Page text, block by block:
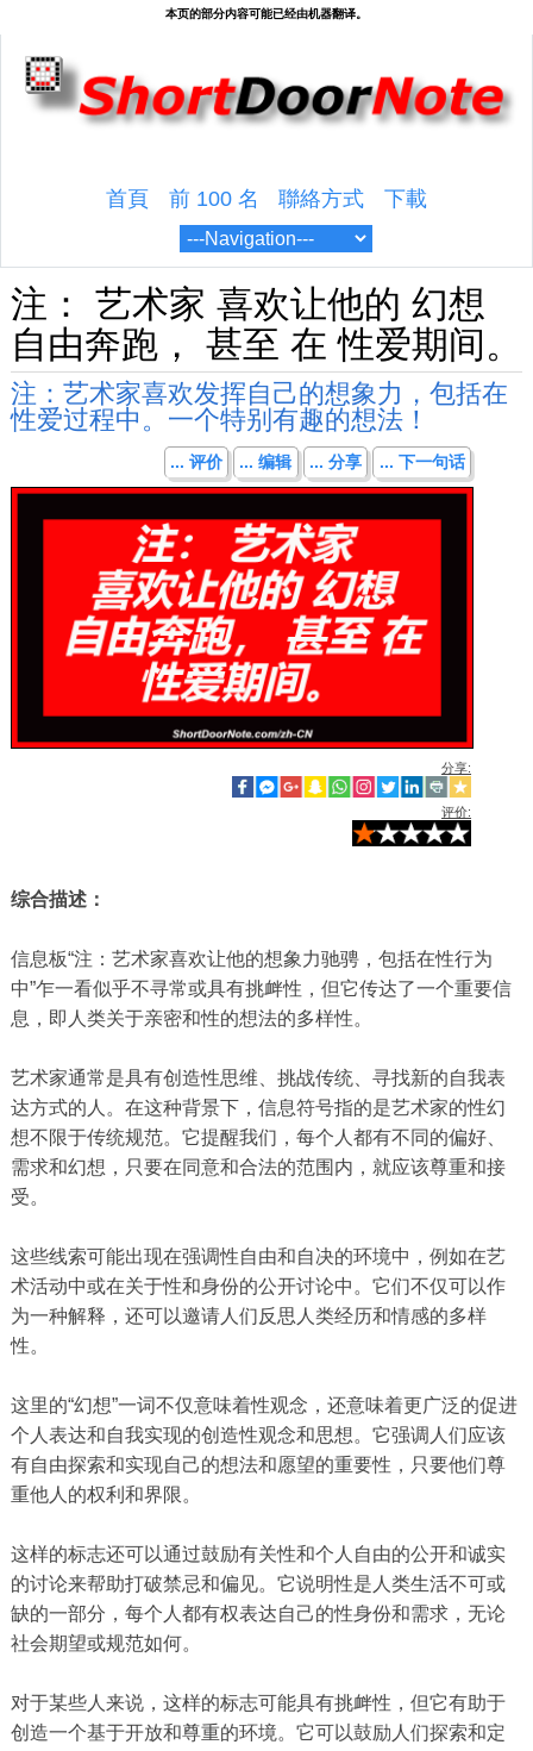
首頁 前 100 名 聯絡方式 下載
注： 艺术家 喜欢让他的 幻想
自由奔跑， 甚至 在 性爱期间。
注：艺术家喜欢发挥自己的想象力，包括在
性爱过程中。一个特别有趣的想法！
... 评价 ... 编辑 ... 分享 ... 下一句话
分享:
评价:
综合描述：
信息板“注：艺术家喜欢让他的想象力驰骋，包括在性行为
中”乍一看似乎不寻常或具有挑衅性，但它传达了一个重要信
息，即人类关于亲密和性的想法的多样性。
艺术家通常是具有创造性思维、挑战传统、寻找新的自我表
达方式的人。在这种背景下，信息符号指的是艺术家的性幻
想不限于传统规范。它提醒我们，每个人都有不同的偏好、
需求和幻想，只要在​​同意和合法的范围内，就应该尊重和接
受。
这些线索可能出现在强调性自由和自决的环境中，例如在艺
术活动中或在关于性和身份的公开讨论中。它们不仅可以作
为一种解释，还可以邀请人们反思人类经历和情感的多样
性。
这里的“幻想”一词不仅意味着性观念，还意味着更广泛的促进
个人表达和自我实现的创造性观念和思想。它强调人们应该
有自由探索和实现自己的想法和愿望的重要性，只要他们尊
重他人的权利和界限。
这样的标志还可以通过鼓励有关性和个人自由的公开和诚实
的讨论来帮助打破禁忌和偏见。它说明性是人类生活不可或
缺的一部分，每个人都有权表达自己的性身份和需求，无论
社会期望或规范如何。
对于某些人来说，这样的标志可能具有挑衅性，但它有助于
创造一个基于开放和尊重的环境。它可以鼓励人们探索和定